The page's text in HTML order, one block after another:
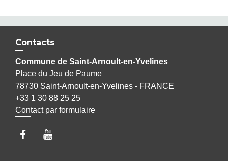
Contacts
Commune de Saint-Arnoult-en-Yvelines
Place du Jeu de Paume
78730 Saint-Arnoult-en-Yvelines - FRANCE
+33 1 30 88 25 25
Contact par formulaire